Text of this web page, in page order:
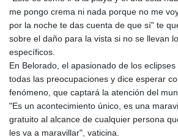
me pongo crema ni nada porque no me
por la noche te das cuenta de que sí" te
sobre el daño para la vista si no se llevan
específicos.
En Belorado, el apasionado de los
todas las preocupaciones y dice esperar
fenómeno, que captará la atención del
"Es un acontecimiento único, es una
gratuito al alcance de cualquier persona
les va a maravillar", vaticina.